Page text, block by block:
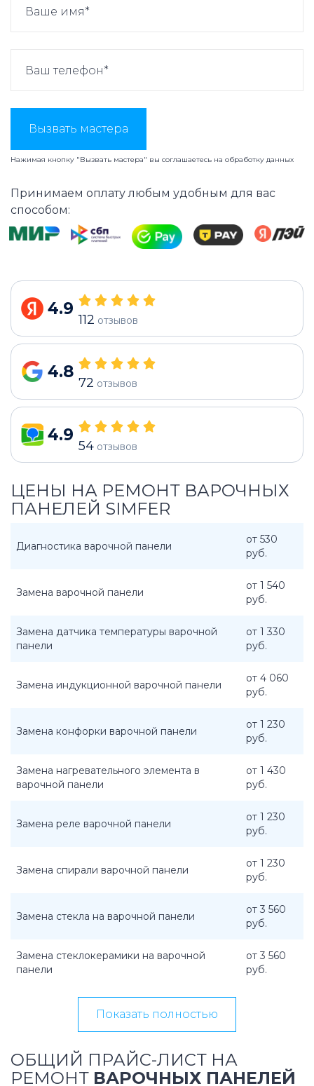
Вызвать мастера
Нажимая кнопку "Вызвать мастера" вы соглашаетесь на обработку данных
Принимаем оплату любым удобным для вас
способом:
4.9
112 отзывов
4.8
72 отзывов
4.9
54 отзывов
ЦЕНЫ НА РЕМОНТ ВАРОЧНЫХ
ПАНЕЛЕЙ SIMFER
Диагностика варочной панели
от 530
руб.
Замена варочной панели
от 1 540
руб.
Замена датчика температуры варочной
панели
от 1 330
руб.
Замена индукционной варочной панели
от 4 060
руб.
Замена конфорки варочной панели
от 1 230
руб.
Замена нагревательного элемента в
варочной панели
от 1 430
руб.
Замена реле варочной панели
от 1 230
руб.
Замена спирали варочной панели
от 1 230
руб.
Замена стекла на варочной панели
от 3 560
руб.
Замена стеклокерамики на варочной
панели
от 3 560
руб.
Показать полностью
ОБЩИЙ ПРАЙС-ЛИСТ НА
РЕМОНТ ВАРОЧНЫХ ПАНЕЛЕЙ